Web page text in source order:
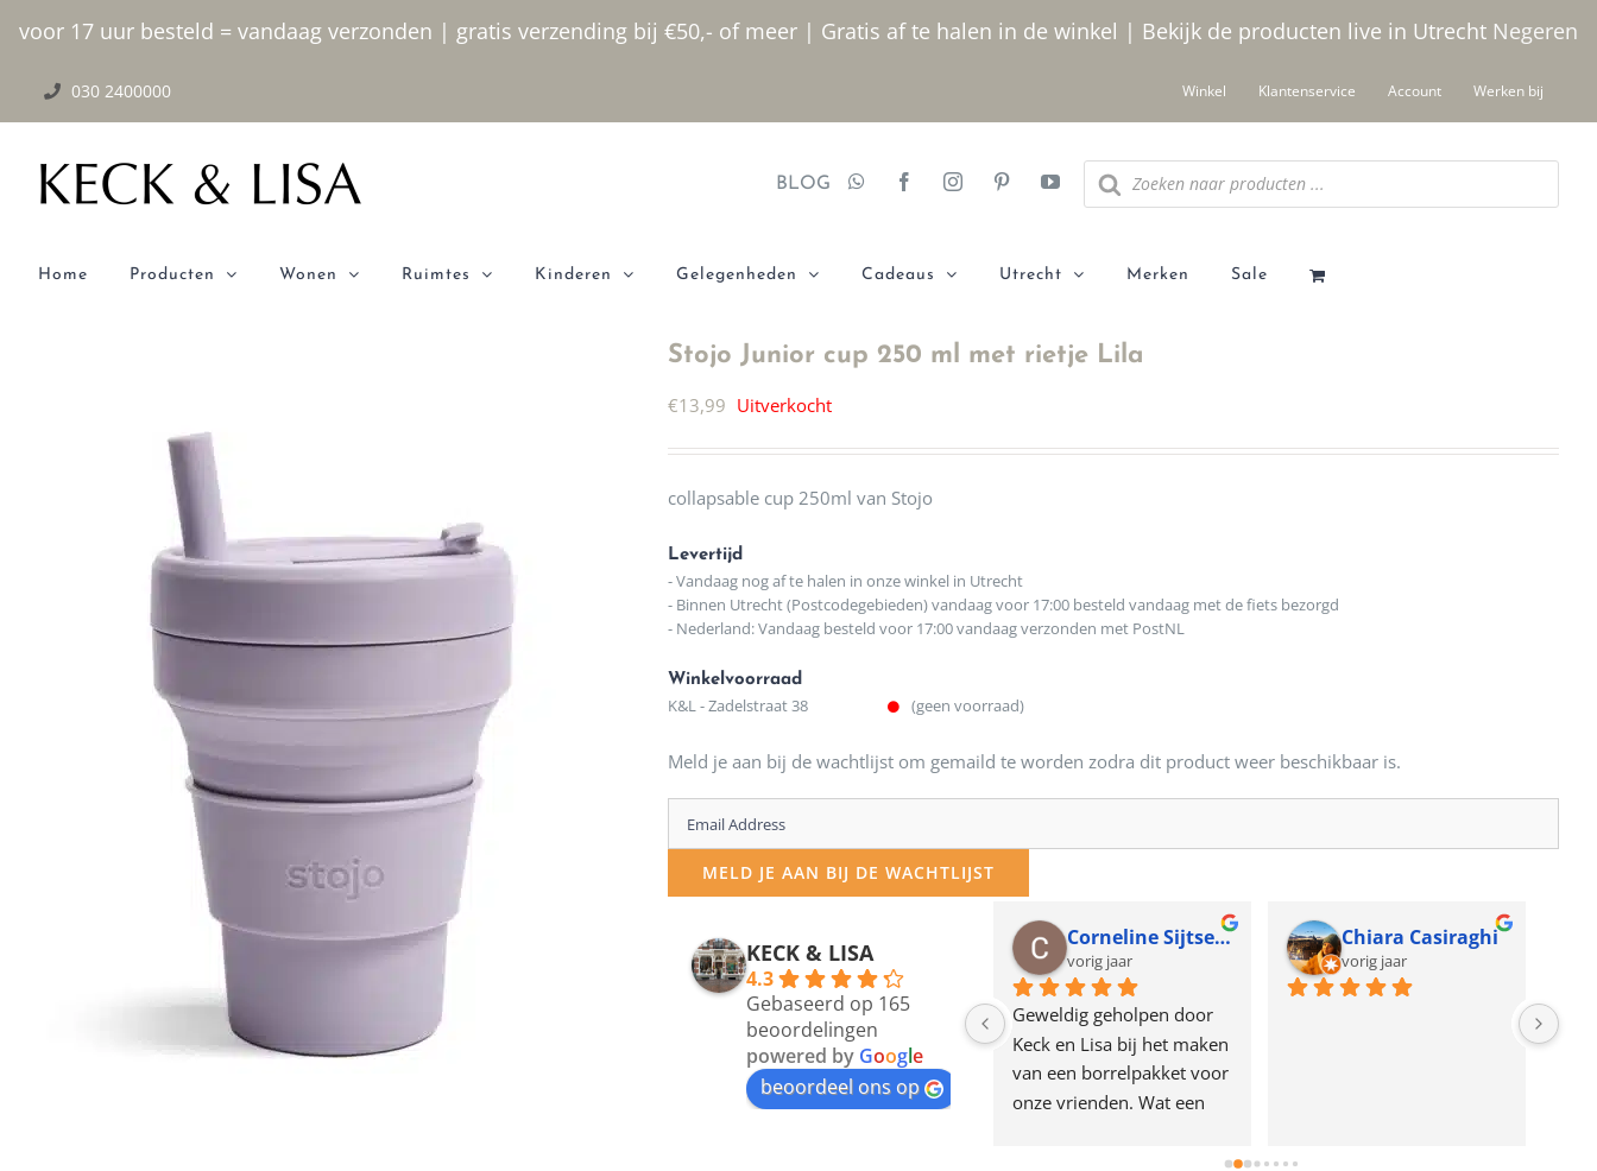
voor 17 uur besteld = vandaag verzonden | gratis verzending bij €50,- of meer | Gratis af te halen in de winkel | Bekijk de producten live in Utrecht Negeren
inhoud
030 2400000 Winkel Klantenservice Account Werken bij
BLOG
Producten
zoeken
Home Producten Wonen Ruimtes Kinderen Gelegenheden Cadeaus Utrecht Merken Sale
Stojo Junior cup 250 ml met rietje Lila
€13,99 Uitverkocht
collapsable cup 250ml van Stojo
Levertijd
- Vandaag nog af te halen in onze winkel in Utrecht
- Binnen Utrecht (Postcodegebieden) vandaag voor 17:00 besteld vandaag met de fiets bezorgd
- Nederland: Vandaag besteld voor 17:00 vandaag verzonden met PostNL
Winkelvoorraad
K&L - Zadelstraat 38 (geen voorraad)
Meld je aan bij de wachtlijst om gemaild te worden zodra dit product weer beschikbaar is.
Enter
your
email
MELD JE AAN BIJ DE WACHTLIJST
KECK & LISA
4.3
Gebaseerd op 165
beoordelingen
powered by Google
beoordeel ons op
12 maanden geleden
Waarom in hemelsnaam
de woonwinkel op de
klippen  laten lopen? Waar
moeten nu de design
Corneline Sijtsema
vorig jaar
Geweldig geholpen door
Keck en Lisa bij het maken
van een borrelpakket voor
onze vrienden. Wat een
Chiara Casiraghi
vorig jaar